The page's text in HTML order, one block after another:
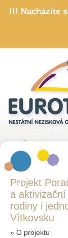
!!! Nacházíte
Projekt
a
rodiny i
Vítkovsku
» O projektu